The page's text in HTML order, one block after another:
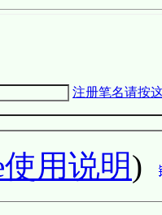
注册笔名请按
用说明)